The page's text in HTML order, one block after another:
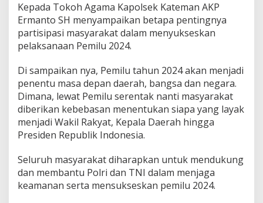
i
s
a
s
P
e
m
i
l
u
D
m
a
i
2
Kepada Tokoh Agama Kapolsek Kateman AKP
Ermanto SH menyampaikan betapa pentingnya
partisipasi masyarakat dalam menyukseskan
pelaksanaan Pemilu 2024.
Di sampaikan nya, Pemilu tahun 2024 akan menjadi
penentu masa depan daerah, bangsa dan negara.
Dimana, lewat Pemilu serentak nanti masyarakat
diberikan kebebasan menentukan siapa yang layak
menjadi Wakil Rakyat, Kepala Daerah hingga
Presiden Republik Indonesia.
Seluruh masyarakat diharapkan untuk mendukung
dan membantu Polri dan TNI dalam menjaga
keamanan serta mensukseskan pemilu 2024.